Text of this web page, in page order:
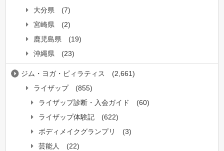
大分県
(7)
宮崎県
(2)
鹿児島県
(19)
沖縄県
(23)
ジム・ヨガ・ピィラティス
(2,661)
ライザップ
(855)
ライザップ診断・入会ガイド
(60)
ライザップ体験記
(622)
ボディメイクグランプリ
(3)
芸能人
(22)